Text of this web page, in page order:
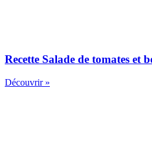
Recette Salade de tomates et
Découvrir »